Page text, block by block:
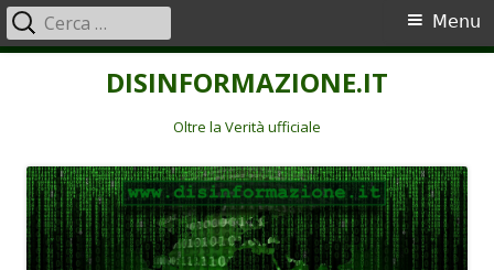
DISINFORMAZIONE.IT
Oltre la Verità ufficiale
Menu
principale
Menu
Ricerca
per: